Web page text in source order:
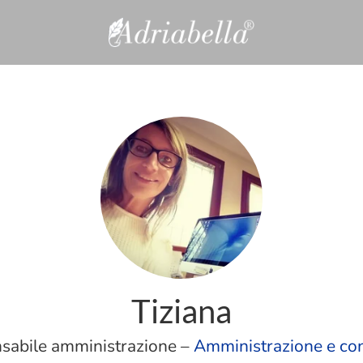
Tiziana
amministrazione –Amministrazione e